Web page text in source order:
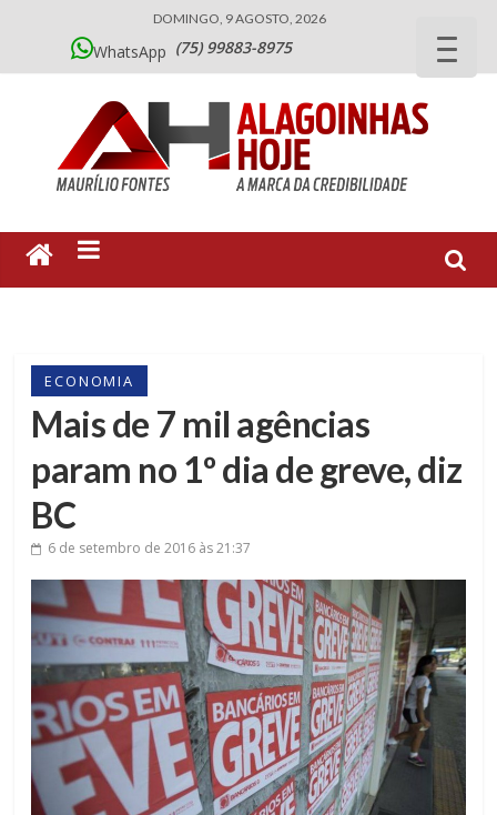
DOMINGO, 9 AGOSTO, 2026
WhatsApp (75) 99883-8975
ECONOMIA
Mais de 7 mil agências
param no 1º dia de greve, diz
BC
6 de setembro de 2016 às 21:37